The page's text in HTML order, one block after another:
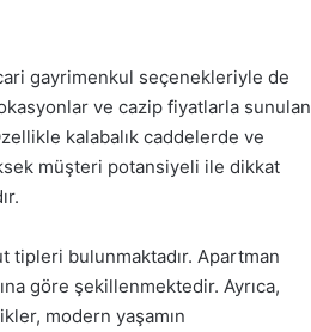
gayrimenkul seçenekleriyle de
ve cazip fiyatlarla sunulan
kalabalık caddelerde ve
müşteri potansiyeli ile dikkat
tipleri bulunmaktadır. Apartman
göre şekillenmektedir. Ayrıca,
modern yaşamın